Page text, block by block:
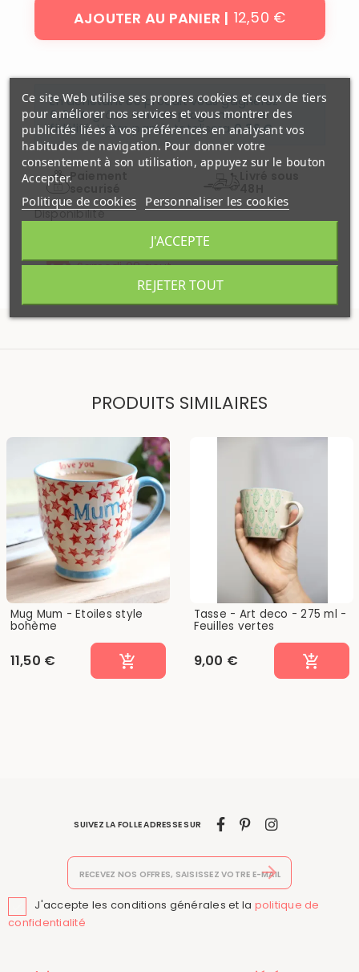
12,50 €
AJOUTER AU PANIER
En achetant ce produit vous gagnerez
0,36 €grâce à notre programme de
fidélité. Votre panier totalisera0,36 €.
Paiement
Disponibilité
Votre commande sera expédiée
Samedi 08 aout
PRODUITS SIMILAIRES
Mug Mum - Etoiles style
bohème
11,50 €
Tasse - Art deco - 275 ml -
Feuilles vertes
9,00 €
J'accepte les conditions générales et la politique de
confidentialité
SUIVEZ LA FOLLE ADRESSE SUR
Ce site Web utilise ses propres cookies et ceux de tiers
pour améliorer nos services et vous montrer des
publicités liées à vos préférences en analysant vos
habitudes de navigation. Pour donner votre
consentement à son utilisation, appuyez sur le bouton
Accepter.
Politique de cookies Personnaliser les cookies
REJETER TOUT
J'ACCEPTE